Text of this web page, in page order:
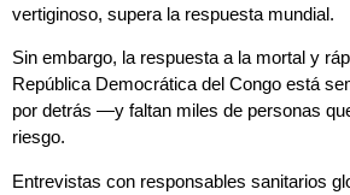
vertiginoso, supera la respuesta mundial.
Sin embargo, la respuesta a la mortal y
República Democrática del Congo está
por detrás —y faltan miles de personas
riesgo.
Entrevistas con responsables sanitarios